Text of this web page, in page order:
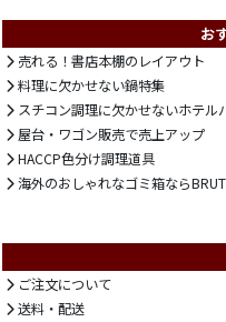
お
売れる！書店本棚のレイアウト
料理に欠かせない鍋特集
スチコン調理に欠かせないホテル
屋台・ワゴン販売で売上アップ
HACCP色分け調理道具
海外のおしゃれなゴミ箱なら
ご注文について
送料・配送